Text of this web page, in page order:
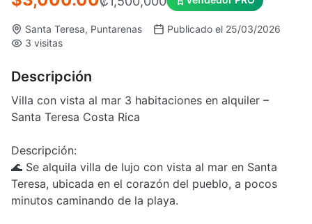
Santa Teresa, Puntarenas
Publicado el 25/03/2026
3 visitas
Descripción
Villa con vista al mar 3 habitaciones en alquiler –
Santa Teresa Costa Rica
Descripción:
🌊 Se alquila villa de lujo con vista al mar en Santa
Teresa, ubicada en el corazón del pueblo, a pocos
minutos caminando de la playa.